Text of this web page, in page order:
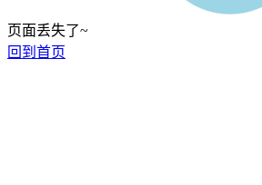
页面丢失了~
回到首页